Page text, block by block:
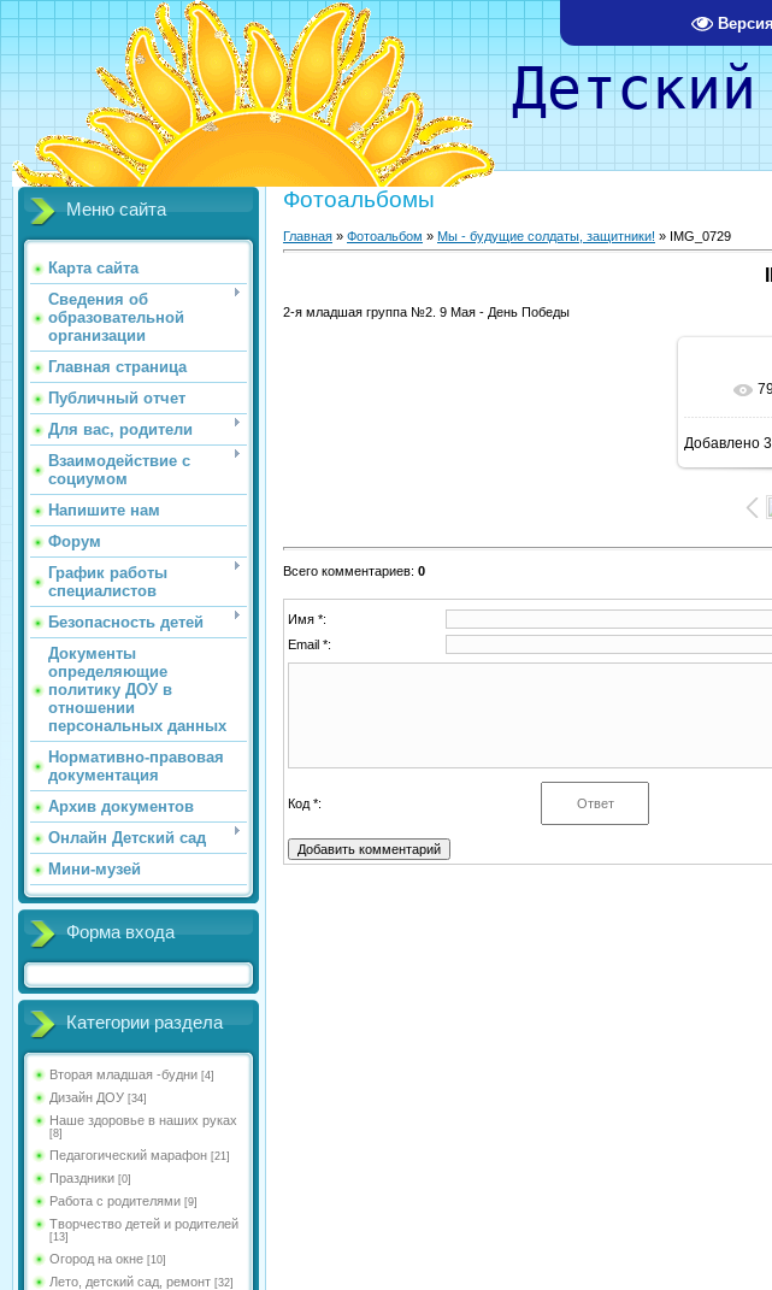
Детский
Меню сайта
Карта сайта
Сведения об
образовательной
организации
Главная страница
Публичный отчет
Для вас, родители
Взаимодействие с
социумом
Напишите нам
Форум
График работы
специалистов
Безопасность детей
Документы
определяющие
политику ДОУ в
отношении
персональных данных
Нормативно-правовая
документация
Архив документов
Онлайн Детский сад
Мини-музей
Форма входа
Категории раздела
Вторая младшая -будни [4]
Дизайн ДОУ [34]
Наше здоровье в наших руках
[8]
Педагогический марафон [21]
Праздники [0]
Работа с родителями [9]
Творчество детей и родителей
[13]
Огород на окне [10]
Лето, детский сад, ремонт [32]
Фотоальбомы
Главная » Фотоальбом » Мы - будущие солдаты, защитники! » IMG_0729
2-я младшая группа №2. 9 Мая - День Победы
Добавлено
Всего комментариев: 0
Имя *:
Email *:
Код *: